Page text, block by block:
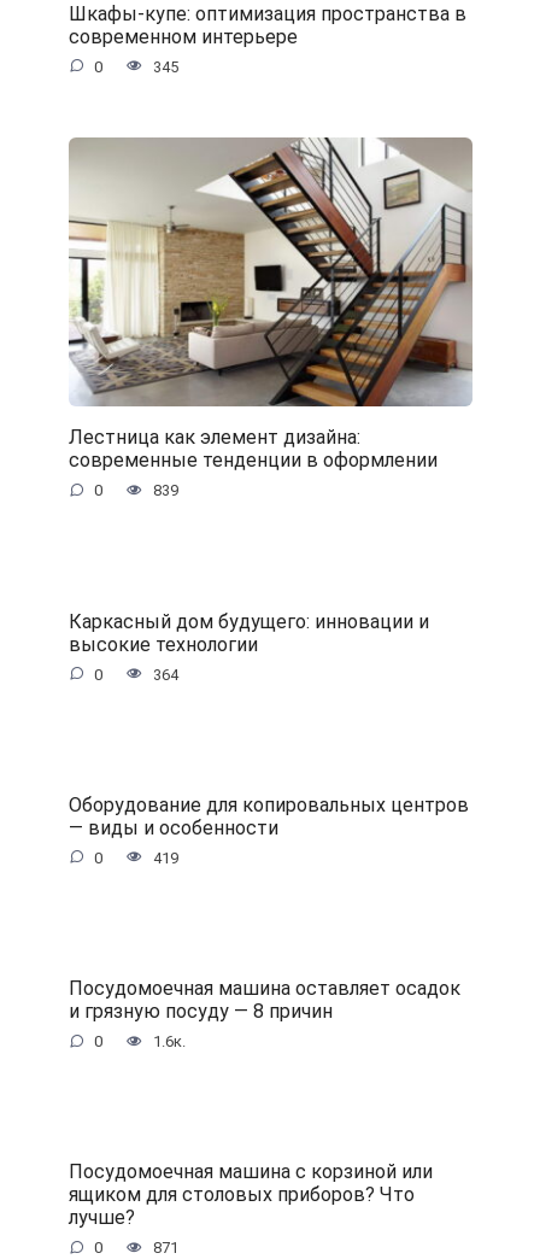
Шкафы-купе: оптимизация пространства в
современном интерьере
0 345
Лестница как элемент дизайна:
современные тенденции в оформлении
0 839
Каркасный дом будущего: инновации и
высокие технологии
0 364
Оборудование для копировальных центров
— виды и особенности
0 419
Посудомоечная машина оставляет осадок
и грязную посуду — 8 причин
0 1.6к.
Посудомоечная машина с корзиной или
ящиком для столовых приборов? Что
лучше?
0 871